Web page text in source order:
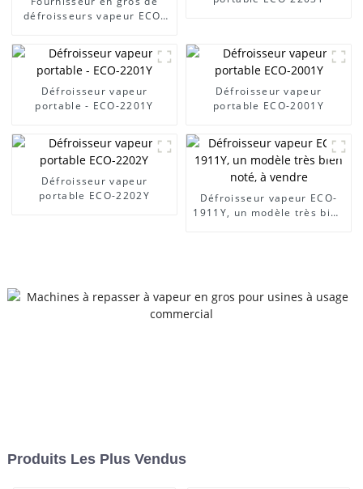
défroisseurs vapeur ECO-
Défroisseur vapeur
portable - ECO-2201Y
Défroisseur vapeur
portable ECO-2001Y
Défroisseur vapeur
portable ECO-2202Y
Défroisseur vapeur ECO-
1911Y, un modèle très bien
Produits Les Plus Vendus